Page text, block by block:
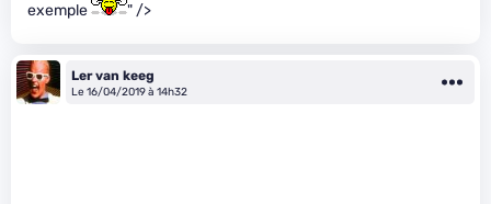
exemple
" />
Ler van keeg
Le 16/04/2019 à 14h32